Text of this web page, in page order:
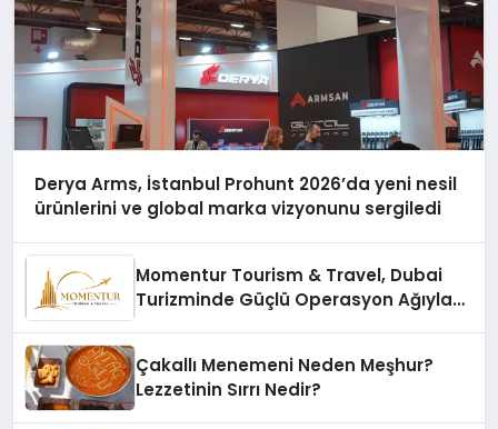
Derya Arms, İstanbul Prohunt 2026’da yeni nesil
ürünlerini ve global marka vizyonunu sergiledi
Momentur Tourism & Travel, Dubai
Turizminde Güçlü Operasyon Ağıyla
Çakallı Menemeni Neden Meşhur?
Lezzetinin Sırrı Nedir?